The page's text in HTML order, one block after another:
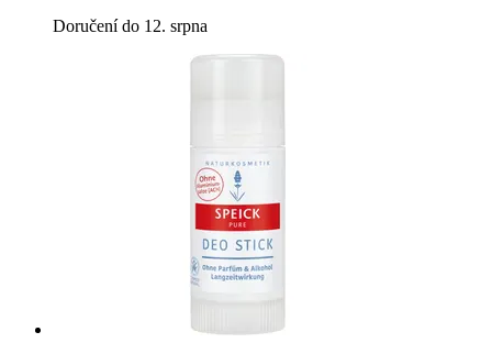
Doručení do 12. srpna